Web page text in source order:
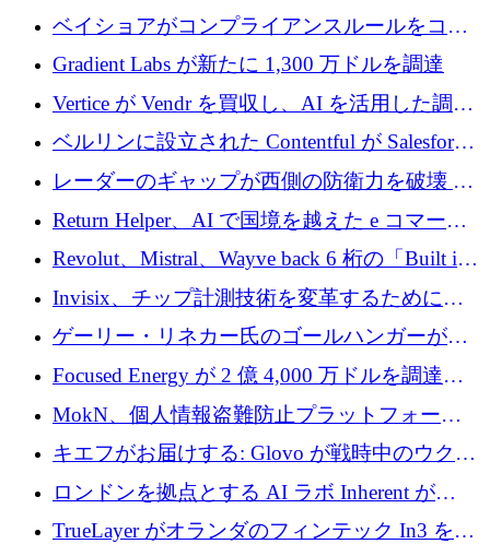
たらすために 450 万ユーロを調達
ベイショアがコンプライアンスルールをコー
ド化するために800万ドルを調達
Gradient Labs が新たに 1,300 万ドルを調達
Vertice が Vendr を買収し、AI を活用した調達
インテリジェンス プラットフォームを構築
ベルリンに設立された Contentful が Salesforce
に買収される
レーダーのギャップが西側の防衛力を破壊 —
そしてベルリンのチップスタートアップがそ
れを埋める
Return Helper、AI で国境を越えた e コマース
の返品を利益に変えるシリーズ A で 400 万ド
ルを調達
Revolut、Mistral、Wayve back 6 桁の「Built in
Europe」キャンペーン
Invisix、チップ計測技術を変革するために
2,000 万ユーロのシードラウンドを完了
ゲーリー・リネカー氏のゴールハンガーがVC
事業を開始
Focused Energy が 2 億 4,000 万ドルを調達、
TrueLayer が In3 を買収、ロンドンが首位の座
を奪還
MokN、個人情報盗難防止プラットフォーム
の成長のためにシリーズ A で 1,500 万ドルを
調達
キエフがお届けする: Glovo が戦時中のウクラ
イナで最も急速に成長する市場の 1 つをどの
ように拡大したか
ロンドンを拠点とする AI ラボ Inherent が
5,000 万ドルの資金調達でステルスから浮上
TrueLayer がオランダのフィンテック In3 を買